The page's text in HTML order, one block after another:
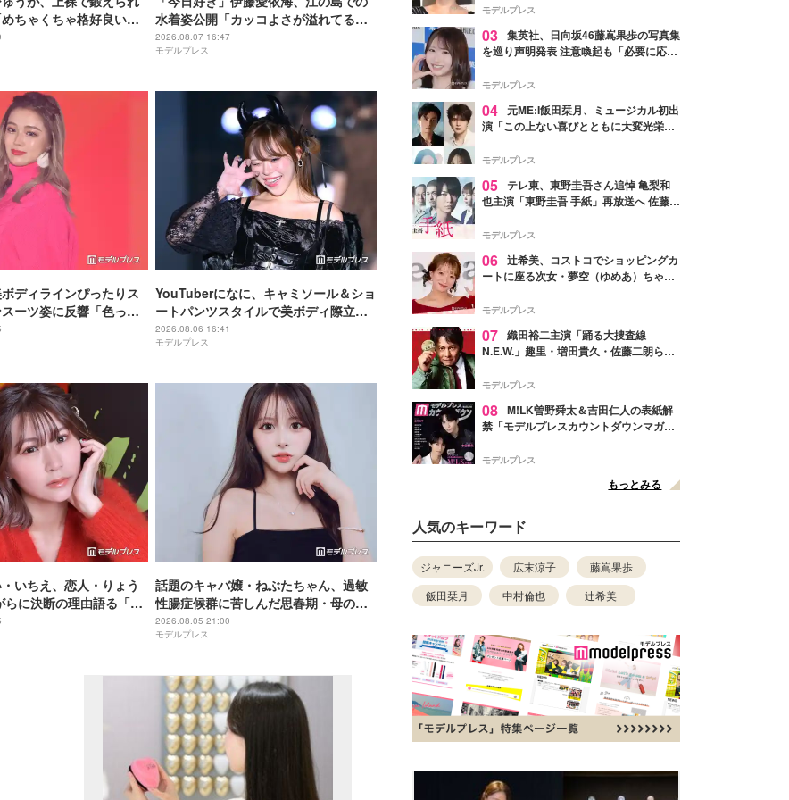
ちゃくちゃ格好良い」
てる」の声
水着姿公開「カッコよさが溢れてる」
「くびれ綺麗」の声
2026.08.07 16:47
モデルプレス
ディラインぴったりス
ーツ姿に反響「色っぽ
イル女神」の声
YouTuberになに、キャミソール＆ショ
ートパンツスタイルで美ボディ際立つ
「脚綺麗で羨ましい」「肩ライン美し
すぎ」
2026.08.06 16:41
モデルプレス
いちえ、恋人・りょう
らに決断の理由語る「フ
族に申し訳ない」2025
いた
話題のキャバ嬢・ねぶたちゃん、過敏
性腸症候群に苦しんだ思春期・母の蒸
発…“どん底からの脱出劇”「生きるの
って大変」人生変えた言葉とは【イン
2026.08.05 21:00
モデルプレス
モデルプレス
03 集英社、日向坂46藤嶌果歩の写真集
を巡り声明発表 注意喚起も「必要に応じ
モデルプレス
04 元ME:I飯田栞月、ミュージカル初出
演「この上ない喜びとともに大変光栄」
ャスト発表
モデルプレス
05 テレ東、東野圭吾さん追悼 亀梨和
也主演「東野圭吾 手紙」再放送へ 佐藤隆
モデルプレス
06 辻希美、コストコでショッピングカ
ートに座る次女・夢空（ゆめあ）ちゃん
ぎ」「成長を感じる」の声
モデルプレス
07 織田裕二主演「踊る大捜査線
N.E.W.」趣里・増田貴久・佐藤二朗ら新
徴する“謎のキーワード”も
モデルプレス
08 M!LK曽野舜太＆吉田仁人の表紙解
禁「モデルプレスカウントダウンマガジ
モデルプレス
もっとみる
人気のキーワード
ジャニーズJr. 広末涼子
藤嶌果歩
飯田栞月
中村倫也 辻希美